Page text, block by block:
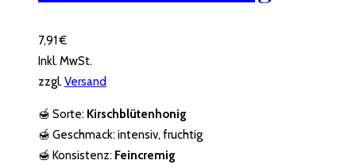
7,91€
Inkl. MwSt.
zzgl.Versand
🍯 Sorte: Kirschblütenhonig
🍯 Geschmack: intensiv, fruchtig
🍯 Konsistenz: Feincremig